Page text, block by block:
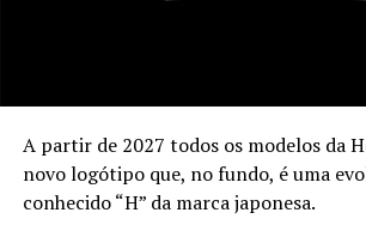
A partir de 2027 todos os modelos da
novo logótipo que, no fundo, é uma
conhecido “H” da marca japonesa.